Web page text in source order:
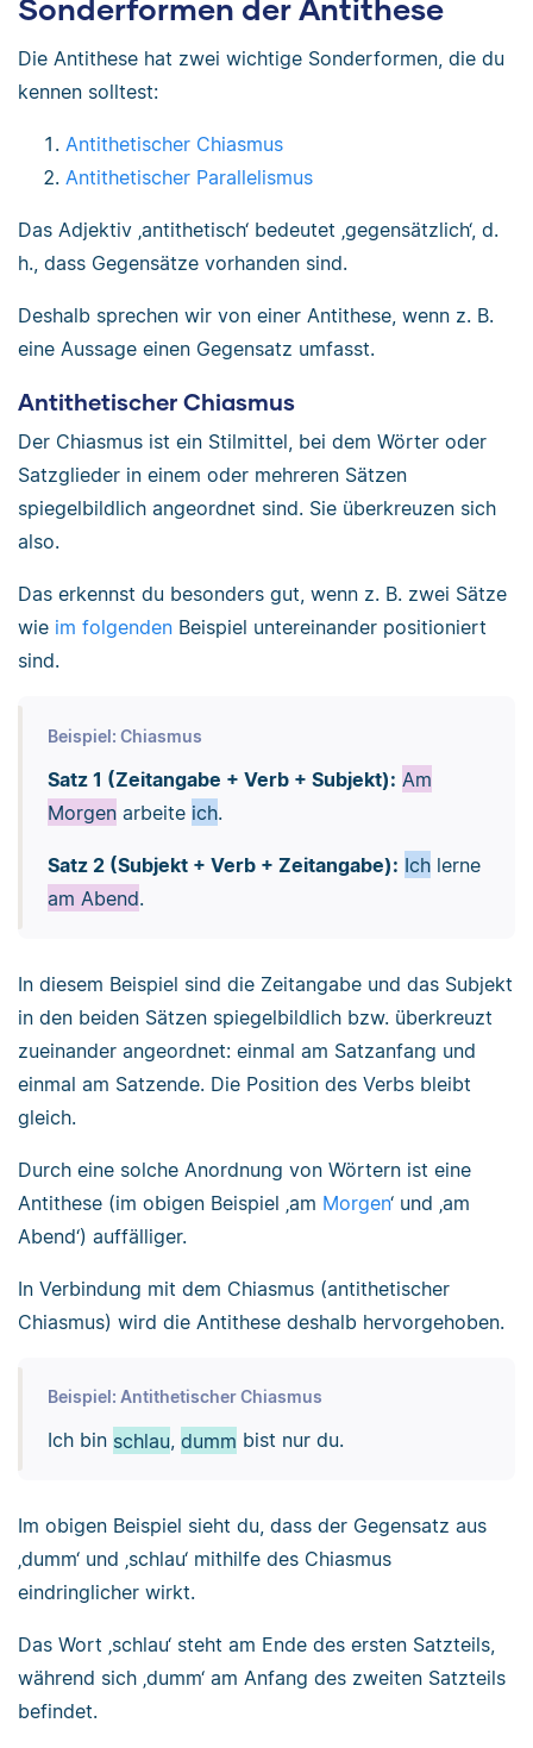
Sonderformen der Antithese
Die Antithese hat zwei wichtige Sonderformen, die du
kennen solltest:
Antithetischer Chiasmus
Antithetischer Parallelismus
Das Adjektiv ‚antithetisch‘ bedeutet ‚gegensätzlich‘, d.
h., dass Gegensätze vorhanden sind.
Deshalb sprechen wir von einer Antithese, wenn z. B.
eine Aussage einen Gegensatz umfasst.
Antithetischer Chiasmus
Der Chiasmus ist ein Stilmittel, bei dem Wörter oder
Satzglieder in einem oder mehreren Sätzen
spiegelbildlich angeordnet sind. Sie überkreuzen sich
also.
Das erkennst du besonders gut, wenn z. B. zwei Sätze
wie im folgenden Beispiel untereinander positioniert
sind.
Beispiel: Chiasmus
Satz 1 (Zeitangabe + Verb + Subjekt): Am
Morgenarbeite ich.
Satz 2 (Subjekt + Verb + Zeitangabe): Ichlerne
am Abend.
In diesem Beispiel sind die Zeitangabe und das Subjekt
in den beiden Sätzen spiegelbildlich bzw. überkreuzt
zueinander angeordnet: einmal am Satzanfang und
einmal am Satzende. Die Position des Verbs bleibt
gleich.
Durch eine solche Anordnung von Wörtern ist eine
Antithese (im obigen Beispiel ‚am Morgen‘ und ‚am
Abend‘) auffälliger.
In Verbindung mit dem Chiasmus (antithetischer
Chiasmus) wird die Antithese deshalb hervorgehoben.
Beispiel: Antithetischer Chiasmus
Ich bin schlau, dumm bist nur du.
Im obigen Beispiel sieht du, dass der Gegensatz aus
‚dumm‘ und ‚schlau‘ mithilfe des Chiasmus
eindringlicher wirkt.
Das Wort ‚schlau‘ steht am Ende des ersten Satzteils,
während sich ‚dumm‘ am Anfang des zweiten Satzteils
befindet.